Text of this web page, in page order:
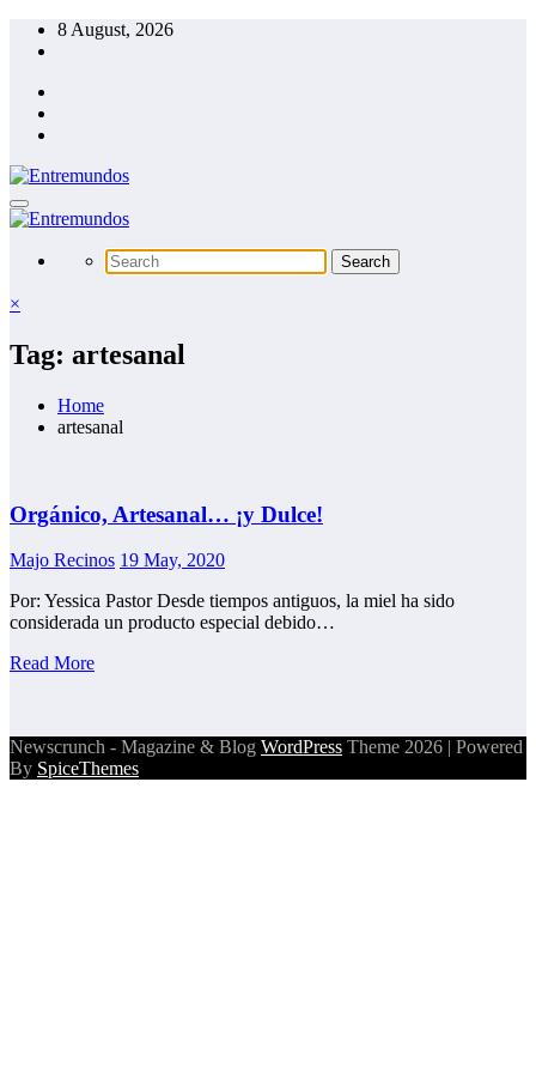
Skip
8 August, 2026
×
Tag: artesanal
Home
artesanal
Orgánico, Artesanal… ¡y Dulce!
Majo Recinos 19 May, 2020
Por: Yessica Pastor Desde tiempos antiguos, la miel ha sido
considerada un producto especial debido…
Read More
Newscrunch - Magazine & Blog WordPress Theme 2026 | Powered
By SpiceThemes